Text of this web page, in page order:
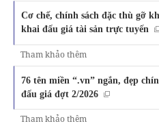
Cơ chế, chính sách đặc thù gỡ
khai đấu giá tài sản trực tuyến
Tham khảo thêm
76 tên miền “.vn” ngắn, đẹp
đấu giá đợt 2/2026
Tham khảo thêm